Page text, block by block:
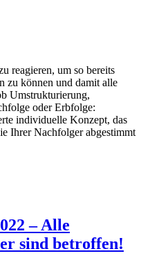
reagieren, um so bereits
zu können und damit alle
Umstrukturierung,
oder Erbfolge:
individuelle Konzept, das
Ihrer Nachfolger abgestimmt
– Alle
sind betroffen!